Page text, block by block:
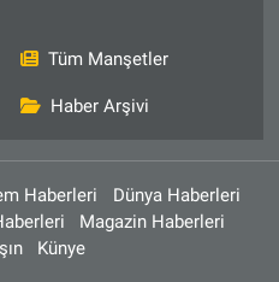
Tüm Manşetler
Haber Arşivi
Haberleri
Dünya Haberleri
Magazin Haberleri
Künye